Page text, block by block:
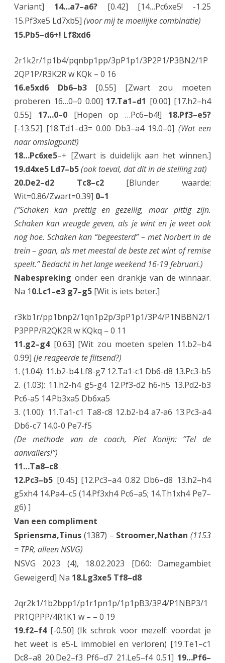
Variant] 14…a7–a6? [0.42] [14…Pc6xe5! -1.25
15.Pf3xe5 Ld7xb5] (voor mij te moeilijke combinatie)
15.Pb5–d6+! Lf8xd6
2r1k2r/1p1b4/pqnbp1pp/3pP1p1/3P2P1/P3BN2/1P
2QP1P/R3K2R w KQk – 0 16
16.e5xd6 Db6–b3 [0.55] [Zwart zou moeten
proberen 16…0–0 0.00] 17.Ta1–d1 [0.00] [17.h2–h4
0.55] 17…0–0[Hopen op …Pc6–b4!] 18.Pf3–e5?
[-13.52] [18.Td1–d3= 0.00 Db3–a4 19.0–0] (Wat een
naar omslagpunt!)
18…Pc6xe5–+ [Zwart is duidelijk aan het winnen.]
19.d4xe5 Ld7–b5(ook toeval, dat dit in de stelling zat)
20.De2–d2 Tc8–c2[Blunder waarde:
Wit=0.86/Zwart=0.39] 0–1
(“Schaken kan prettig en gezellig, maar pittig zijn.
Schaken kan vreugde geven, als je wint en je weet ook
nog hoe. Schaken kan “begeesterd” – met Norbert in de
trein – gaan, als met meestal de beste zet wint of remise
speelt.” Bedacht in het lange weekend 16-19 februari.)
Nabespreking onder een drankje van de winnaar.
Na 10.Lc1–e3 g7–g5 [Wit is iets beter.]
r3kb1r/pp1bnp2/1qn1p2p/3pP1p1/3P4/P1NBBN2/1
P3PPP/R2QK2R w KQkq – 0 11
11.g2–g4 [0.63] [Wit zou moeten spelen 11.b2–b4
0.99] (Je reageerde te flitsend?)
1. (1.04): 11.b2-b4 Lf8-g7 12.Ta1-c1 Db6-d8 13.Pc3-b5
2. (1.03): 11.h2-h4 g5-g4 12.Pf3-d2 h6-h5 13.Pd2-b3
Pc6-a5 14.Pb3xa5 Db6xa5
3. (1.00): 11.Ta1-c1 Ta8-c8 12.b2-b4 a7-a6 13.Pc3-a4
Db6-c7 14.0-0 Pe7-f5
(De methode van de coach, Piet Konijn: “Tel de
aanvallers!”)
11…Ta8–c8
12.Pc3–b5 [0.45] [12.Pc3–a4 0.82 Db6–d8 13.h2–h4
g5xh4 14.Pa4–c5 (14.Pf3xh4 Pc6–a5; 14.Th1xh4 Pe7–
g6) ]
Van een compliment
Spriensma,Tinus (1387) – Stroomer,Nathan (1153
= TPR, alleen NSVG)
NSVG 2023 (4), 18.02.2023 [D60: Damegambiet
Geweigerd] Na 18.Lg3xe5 Tf8–d8
2qr2k1/1b2bpp1/p1r1pn1p/1p1pB3/3P4/P1NBP3/1
PR1QPPP/4R1K1 w – – 0 19
19.f2–f4[-0.50] (Ik schrok voor mezelf: voordat je
het weet is e5-L immobiel en verloren) [19.Te1–c1
Dc8–a8 20.De2–f3 Pf6–d7 21.Le5–f4 0.51] 19…Pf6–